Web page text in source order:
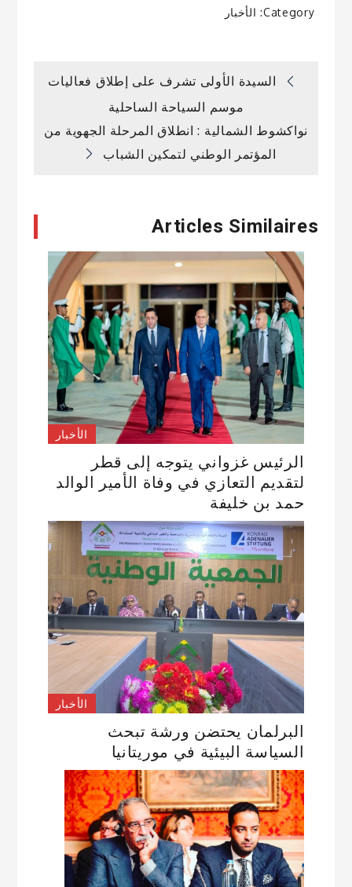
Category: الأخبار
تصفّح
المقالات
السيدة الأولى تشرف على إطلاق فعاليات
موسم السياحة الساحلية
نواكشوط الشمالية : انطلاق المرحلة الجهوية من
المؤتمر الوطني لتمكين الشباب
Articles Similaires
الأخبار
الرئيس غزواني يتوجه إلى قطر
لتقديم التعازي في وفاة الأمير الوالد
حمد بن خليفة
الأخبار
البرلمان يحتضن ورشة تبحث
السياسة البيئية في موريتانيا